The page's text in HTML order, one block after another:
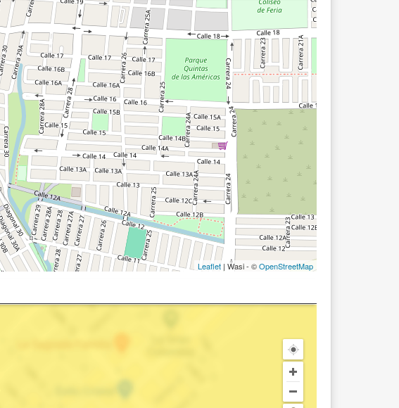
Leaflet | Wasi - ©OpenStreetMap